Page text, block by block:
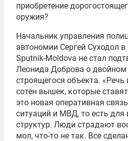
приобретение
оружия?
Начальник управления
автономии Сергей Суходол
Sputnik-Moldova не стал
Леонида Доброва о двойном
строящегося объекта. «Речь
сотен вышек, которые
это новая оперативная
ситуаций и МВД, то есть для
структур. Люди страдают
мол, что-то не так. Все